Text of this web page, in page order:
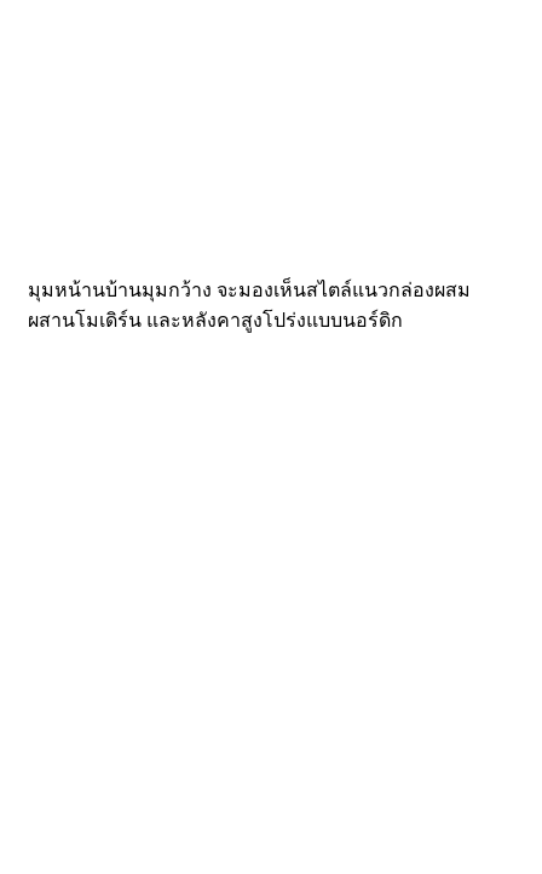
มุมหน้านบ้านมุมกว้าง จะมองเห็นสไตล์แนวกล่องผสม
ผสานโมเดิร์น และหลังคาสูงโปร่งแบบนอร์ดิก